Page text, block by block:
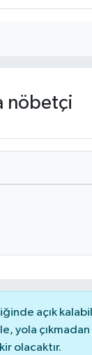
nöbetçi
açık
yola çıkmadan
olacaktır.